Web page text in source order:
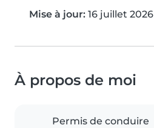
Mise à jour: 16 juillet 2026
À propos de moi
Permis de conduire